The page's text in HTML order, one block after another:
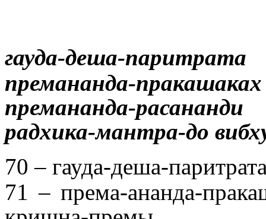
гауда-деша-паритрата
премананда-пракашаках
премананда-расананди
радхика-мантра-до
70 – гауда-деша-
71 – према-ананда-